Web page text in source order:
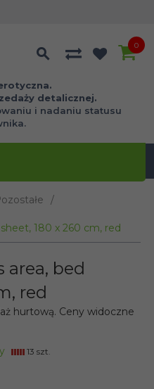
detalicznej.
i nadaniu statusu
0
180 x 260 cm, red
area, bed
red
hurtową. Ceny widoczne
13 szt.